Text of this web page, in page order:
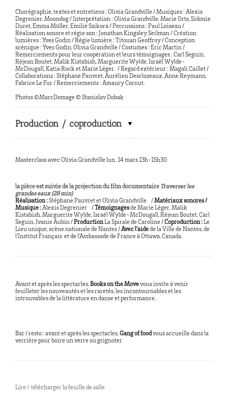
Chorégraphie, textes et entretiens : Olivia Grandville / Musiques : Alexis
Degrenier, Moondog / Interprétation : Olivia Grandville, Marie Orts, Sidonie
Duret, Emma Müller, Emilie Szikora / Percussions : Paul Loiseau /
Réalisation sonore et régie son : Jonathan Kingsley Seilman / Création
lumières : Yves Godin / Régie lumière : Titouan Geoffroy / Conception
scénique : Yves Godin, Olivia Grandville / Costumes : Eric Martin /
Remerciements pour leur coopération et leurs témoignages : Carl Seguin,
Réjean Boutet, Malik Kistabish, Marguerite Wylde, Israël Wylde-
McDougall, Katia Rock et Marie Léger. / Regard extérieur : Magali Caillet /
Collaborations : Stéphane Pauvret, Aurélien Desclozeaux, Anne Reymann,
Fabrice Le Fur / Remerciements : Amaury Cornut.
Photos ©MarcDomage © Stanislav Dobak
Production / coproduction
Masterclass avec Olivia Grandville lun. 14 mars 13h-15h30
la pièce est suivie de la projection du film documentaire Traverser les
grandes eaux (28 min)
Réalisation :Stéphane Pauvret et Olivia Grandville /Matériaux sonores /
Musique :Alexis Degrenier /Témoignagesde Marie Léger, Malik
Kistabish, Marguerite Wylde, Israël Wylde-McDougall, Réjean Boutet, Carl
Seguin, Ivanie Aubin /ProductionLa Spirale de Caroline /Coproduction :Le
Lieu unique, scène nationale de Nantes /Avec l’aidede la Ville de Nantes, de
l’Institut Français et de l’Ambassade de France à Ottawa, Canada.
Avant et après les spectacles,Books on the Movevous invite à venir
feuilleter les nouveautés et les raretés, les incontournables et les
introuvables de la littérature en danse et performance.
Bar / resto : avant et après les spectacles,Gang of foodvous accueille dans la
verrière pour boire un verre ou grignoter
Lire / télécharger la feuille de salle